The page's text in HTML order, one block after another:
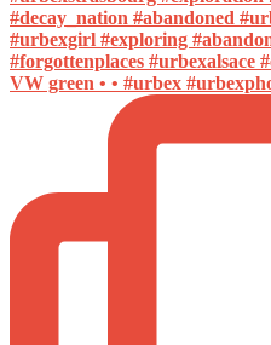
VW green • • #urbex